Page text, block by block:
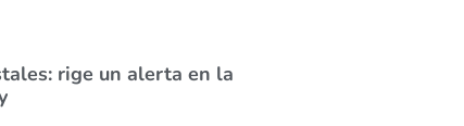
rige un alerta en la